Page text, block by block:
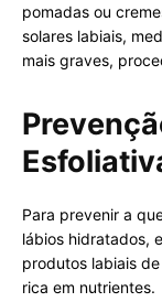
pomadas ou
solares labiais,
mais graves,
Para prevenir a
lábios hidratados,
produtos labiais
rica em nutrientes.